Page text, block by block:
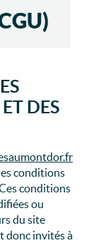
DES
conditions
conditions
ou
du site
donc invités à